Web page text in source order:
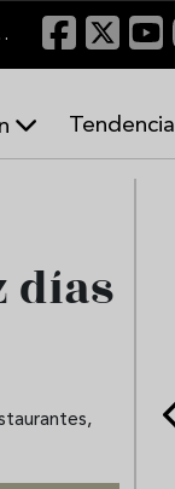
y recupera producción
días